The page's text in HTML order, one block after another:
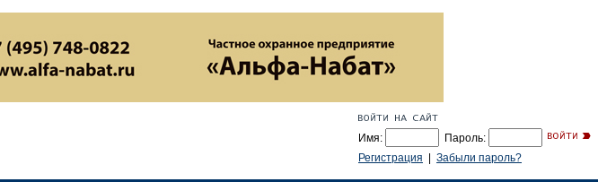
Имя:
Пароль:
Регистрация
Забыли пароль?